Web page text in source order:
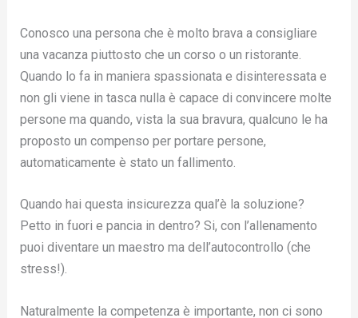
Conosco una persona che è molto brava a consigliare
una vacanza piuttosto che un corso o un ristorante.
Quando lo fa in maniera spassionata e disinteressata e
non gli viene in tasca nulla è capace di convincere molte
persone ma quando, vista la sua bravura, qualcuno le ha
proposto un compenso per portare persone,
automaticamente è stato un fallimento.
Quando hai questa insicurezza qual’è la soluzione?
Petto in fuori e pancia in dentro? Si, con l’allenamento
puoi diventare un maestro ma dell’autocontrollo (che
stress!).
Naturalmente la competenza è importante, non ci sono